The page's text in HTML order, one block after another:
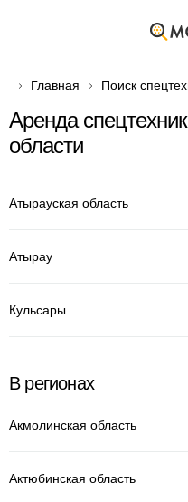
Главная Поиск
Аренда
области
Атырауская область
Атырау
Кульсары
В регионах
Акмолинская область
Актюбинская область